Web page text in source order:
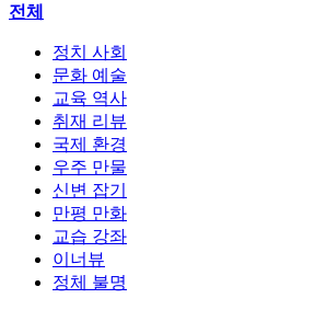
전체
정치 사회
문화 예술
교육 역사
취재 리뷰
국제 환경
우주 만물
신변 잡기
만평 만화
교습 강좌
이너뷰
정체 불명